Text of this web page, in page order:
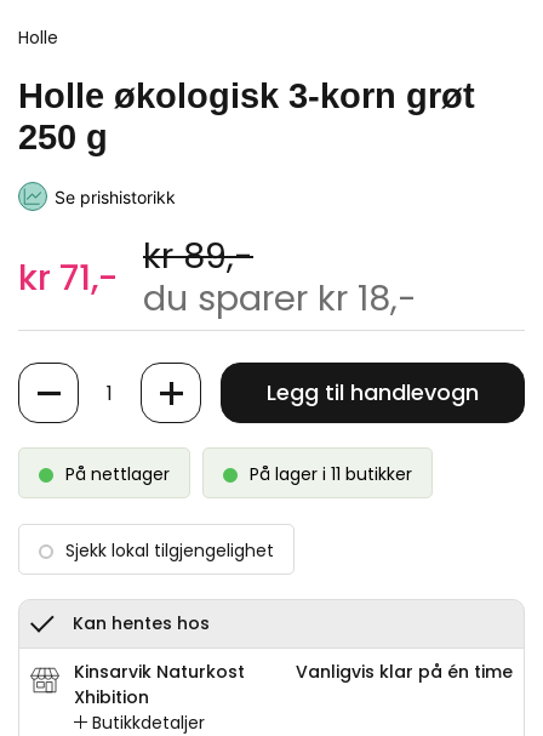
Holle
Holle økologisk 3-korn grøt
250 g
Se prishistorikk
kr 71,- kr 89,-
du sparer kr 18,-
Antall
Legg til handlevogn
På nettlager På lager i 11 butikker
Sjekk lokal tilgjengelighet
Kan hentes hos
Kinsarvik Naturkost
Xhibition
Butikkdetaljer
Vanligvis klar på én time